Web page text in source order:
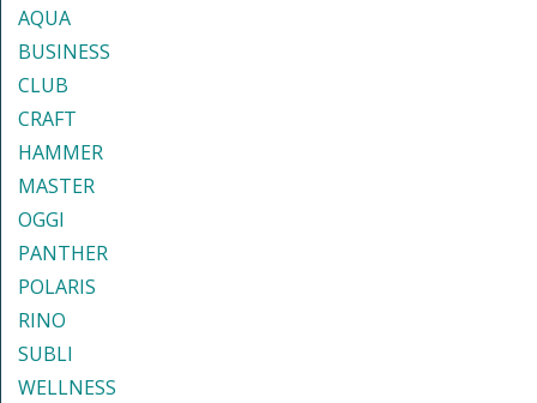
AQUA
BUSINESS
CLUB
CRAFT
HAMMER
MASTER
OGGI
PANTHER
POLARIS
RINO
SUBLI
WELLNESS